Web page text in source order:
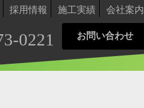
採用情報 施工実績 会社案内
0221 お問い合わせ